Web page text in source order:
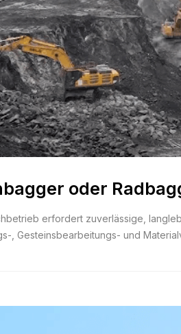
oder
erfordert zuverlässige,
, Gesteinsbearbeitungs- und